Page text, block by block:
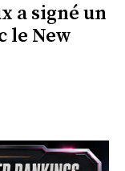
a signé un
le New